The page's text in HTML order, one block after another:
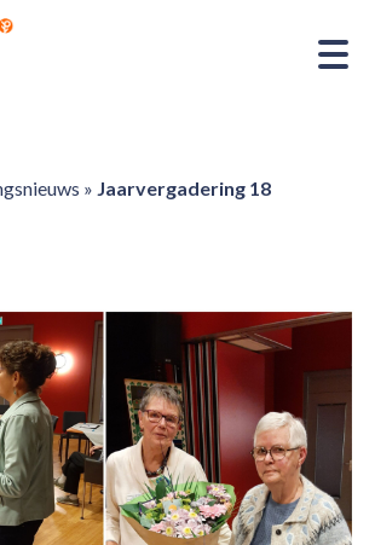
» Jaarvergadering 18